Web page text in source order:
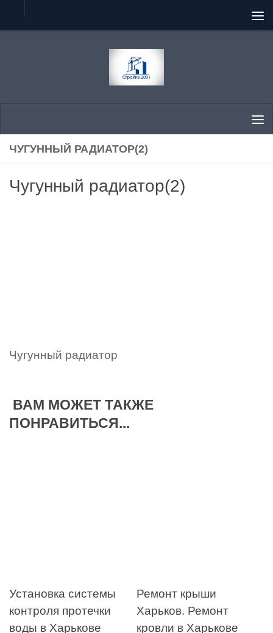
Перейти к содержимому
ЧУГУННЫЙ РАДИАТОР(2)
Чугунный радиатор(2)
Чугунный радиатор
ВАМ МОЖЕТ ТАКЖЕ
ПОНРАВИТЬСЯ...
Установка системы
контроля протечки
воды в Харькове
Ремонт крыши
Харьков. Ремонт
кровли в Харькове